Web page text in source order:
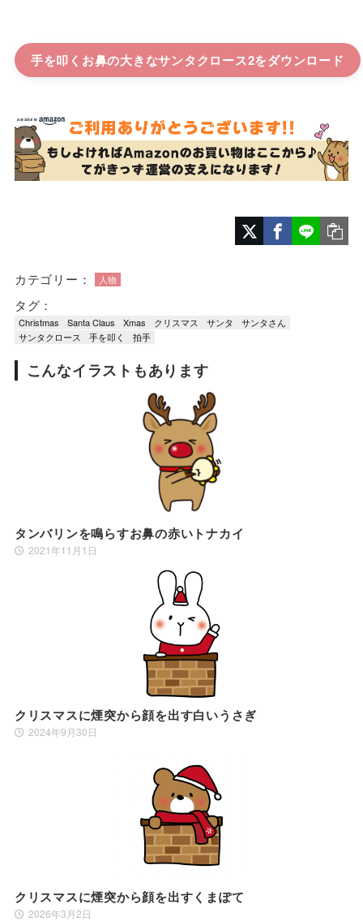
手を叩くお鼻の大きなサンタクロース2
カテゴリー： 人物
タグ：
Christmas Santa Claus Xmas クリスマス サンタ
サンタさん
サンタクロース
手を叩く 拍手
こんなイラストもあります
タンバリンを鳴らすお鼻の赤いトナカイ
2021年11月1日
クリスマスに煙突から顔を出す白いうさぎ
2024年9月30日
クリスマスに煙突から顔を出すくまぽて
2026年3月2日